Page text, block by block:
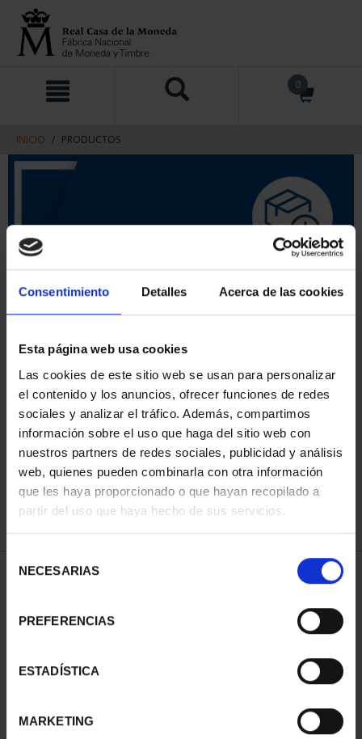
Consentimiento Detalles Acerca de las cookies
Esta página web usa cookies
Las cookies de este sitio web se usan para personalizar
el contenido y los anuncios, ofrecer funciones de redes
sociales y analizar el tráfico. Además, compartimos
información sobre el uso que haga del sitio web con
nuestros partners de redes sociales, publicidad y análisis
web, quienes pueden combinarla con otra información
que les haya proporcionado o que hayan recopilado a
partir del uso que haya hecho de sus servicios.
NECESARIAS
PREFERENCIAS
ESTADÍSTICA
MARKETING
contenido
navegacin
0
INICIO PRODUCTOS
ORDENAR POR:
REFINAR
2 Productos encontrados